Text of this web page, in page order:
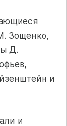
Зощенко,
Д.
и
и